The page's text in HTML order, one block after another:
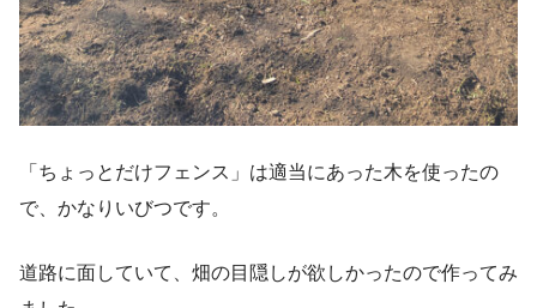
「ちょっとだけフェンス」は適当にあった木を使ったの
で、かなりいびつです。
道路に面していて、畑の目隠しが欲しかったので作ってみ